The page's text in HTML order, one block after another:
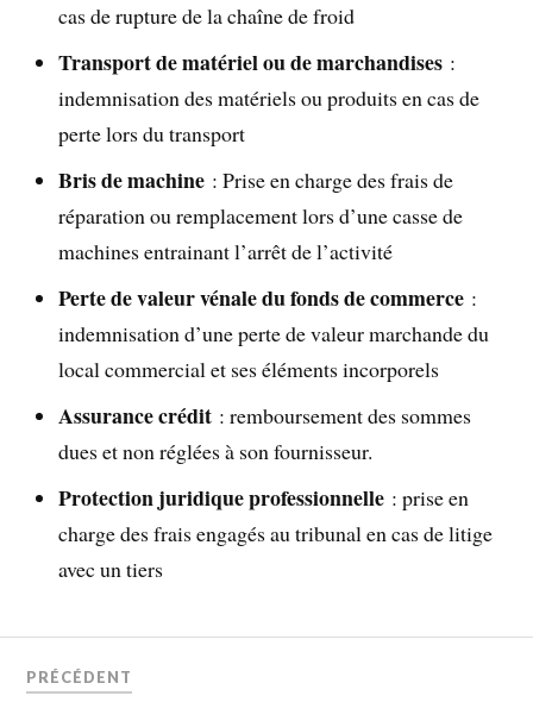
cas de rupture de la chaîne de froid
Transport de matériel ou de marchandises :
indemnisation des matériels ou produits en cas de
perte lors du transport
Bris de machine : Prise en charge des frais de
réparation ou remplacement lors d’une casse de
machines entrainant l’arrêt de l’activité
Perte de valeur vénale du fonds de commerce :
indemnisation d’une perte de valeur marchande du
local commercial et ses éléments incorporels
Assurance crédit : remboursement des sommes
dues et non réglées à son fournisseur.
Protection juridique professionnelle : prise en
charge des frais engagés au tribunal en cas de litige
avec un tiers
PRÉCÉDENT